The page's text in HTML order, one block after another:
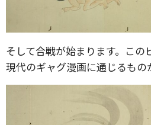
そして合戦が始まります。この
現代のギャグ漫画に通じるもの